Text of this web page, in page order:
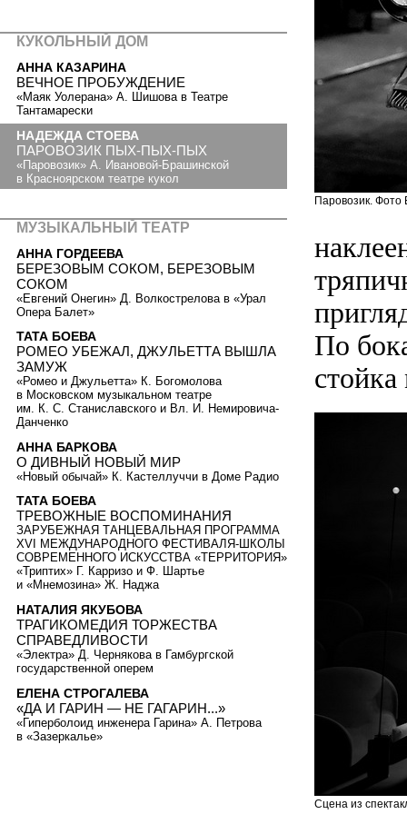
Паровозик.
По
Сцена из
КУКОЛЬНЫЙ ДОМ
АННА КАЗАРИНА
ВЕЧНОЕ ПРОБУЖДЕНИЕ
«Маяк Уолерана» А. Шишова в Театре
Тантамарески
НАДЕЖДА СТОЕВА
ПАРОВОЗИК ПЫХ-ПЫХ-ПЫХ
«Паровозик» А. Ивановой-Брашинской
в Красноярском театре кукол
МУЗЫКАЛЬНЫЙ ТЕАТР
АННА ГОРДЕЕВА
БЕРЕЗОВЫМ СОКОМ, БЕРЕЗОВЫМ
СОКОМ
«Евгений Онегин» Д. Волкострелова в «Урал
Опера Балет»
ТАТА БОЕВА
РОМЕО УБЕЖАЛ, ДЖУЛЬЕТТА ВЫШЛА
ЗАМУЖ
«Ромео и Джульетта» К. Богомолова
в Московском музыкальном театре
им. К. С. Станиславского и Вл. И. Немировича-
Данченко
АННА БАРКОВА
О ДИВНЫЙ НОВЫЙ МИР
«Новый обычай» К. Кастеллуччи в Доме Радио
ТАТА БОЕВА
ТРЕВОЖНЫЕ ВОСПОМИНАНИЯ
ЗАРУБЕЖНАЯ ТАНЦЕВАЛЬНАЯ ПРОГРАММА
XVI МЕЖДУНАРОДНОГО ФЕСТИВАЛЯ-ШКОЛЫ
СОВРЕМЕННОГО ИСКУССТВА «ТЕРРИТОРИЯ»
«Триптих» Г. Карризо и Ф. Шартье
и «Мнемозина» Ж. Наджа
НАТАЛИЯ ЯКУБОВА
ТРАГИКОМЕДИЯ ТОРЖЕСТВА
СПРАВЕДЛИВОСТИ
«Электра» Д. Чернякова в Гамбургской
государственной оперем
ЕЛЕНА СТРОГАЛЕВА
«ДА И ГАРИН — НЕ ГАГАРИН...»
«Гиперболоид инженера Гарина» А. Петрова
в «Зазеркалье»